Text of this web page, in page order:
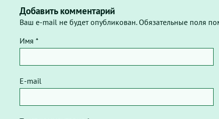
Добавить комментарий
Ваш e-mail не будет опубликован. Обязательные поля
Имя *
E-mail